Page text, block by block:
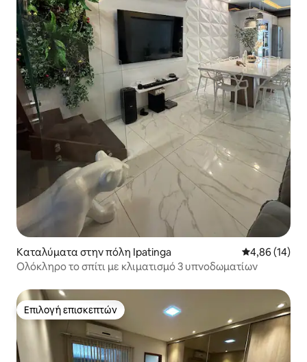
Καταλύματα στην πόλη Ipatinga Μέση
4,86 (14)
Ολόκληρο το σπίτι με κλιματισμό 3 υπνοδωματίων
Επιλογή επισκεπτών
Επιλογή επισκεπτών